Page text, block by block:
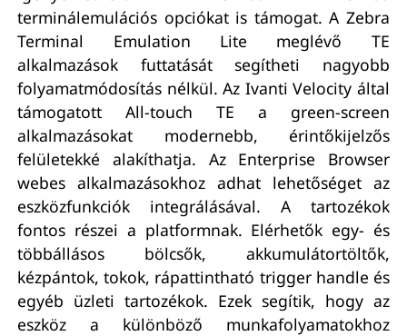
terminálemulációs opciókat is támogat. A Zebra
Terminal Emulation Lite meglévő TE
alkalmazások futtatását segítheti nagyobb
folyamatmódosítás nélkül. Az Ivanti Velocity által
támogatott All-touch TE a green-screen
alkalmazásokat modernebb, érintőkijelzős
felületekké alakíthatja. Az Enterprise Browser
webes alkalmazásokhoz adhat lehetőséget az
eszközfunkciók integrálásával. A tartozékok
fontos részei a platformnak. Elérhetők egy- és
többállásos bölcsők, akkumulátortöltők,
kézpántok, tokok, rápattintható trigger handle és
egyéb üzleti tartozékok. Ezek segítik, hogy az
eszköz a különböző munkafolyamatokhoz